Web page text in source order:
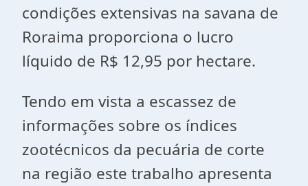
condições extensivas na savana de
Roraima proporciona o lucro
líquido de R$ 12,95 por hectare.
Tendo em vista a escassez de
informações sobre os índices
zootécnicos da pecuária de corte
na região este trabalho apresenta